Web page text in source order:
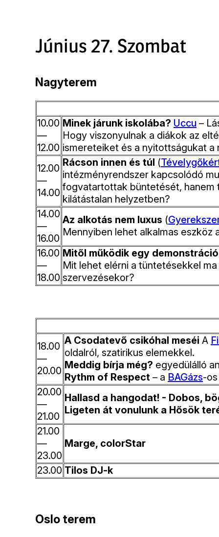
Június 27. Szombat
Nagyterem
10.00
—
12.00
Minek járunk iskolába? Uccu –
Hogy viszonyulnak a diákok az
ismereteiket és a nyitottságukat a
12.00
—
14.00
Rácson innen és túl (
intézményrendszer kapcsolódó
fogvatartottak büntetését, hanem
kilátástalan helyzetben?
14.00
—
16.00
Az alkotás nem luxus (
Mennyiben lehet alkalmas
16.00
—
18.00
Mitől működik egy
Mit lehet elérni a tüntetésekkel
szervezésekor?
18.00
—
20.00
A Csodatevő csikóhal meséi A
oldalról, szatirikus elemekkel.
Meddig bírja még? egyedülálló
Rythm of Respect – a BAGázs-
20.00
—
21.00
Hallasd a hangodat! - Dobos,
Ligeten át vonulunk a Hősök
21.00
—
23.00
Marge, colorStar
23.00 Tilos DJ-k
Oslo terem